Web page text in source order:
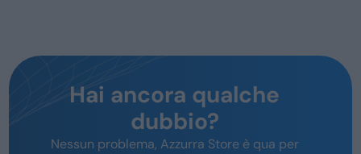
Hai ancora qualche
dubbio?
Nessun problema, Azzurra Store è qua per